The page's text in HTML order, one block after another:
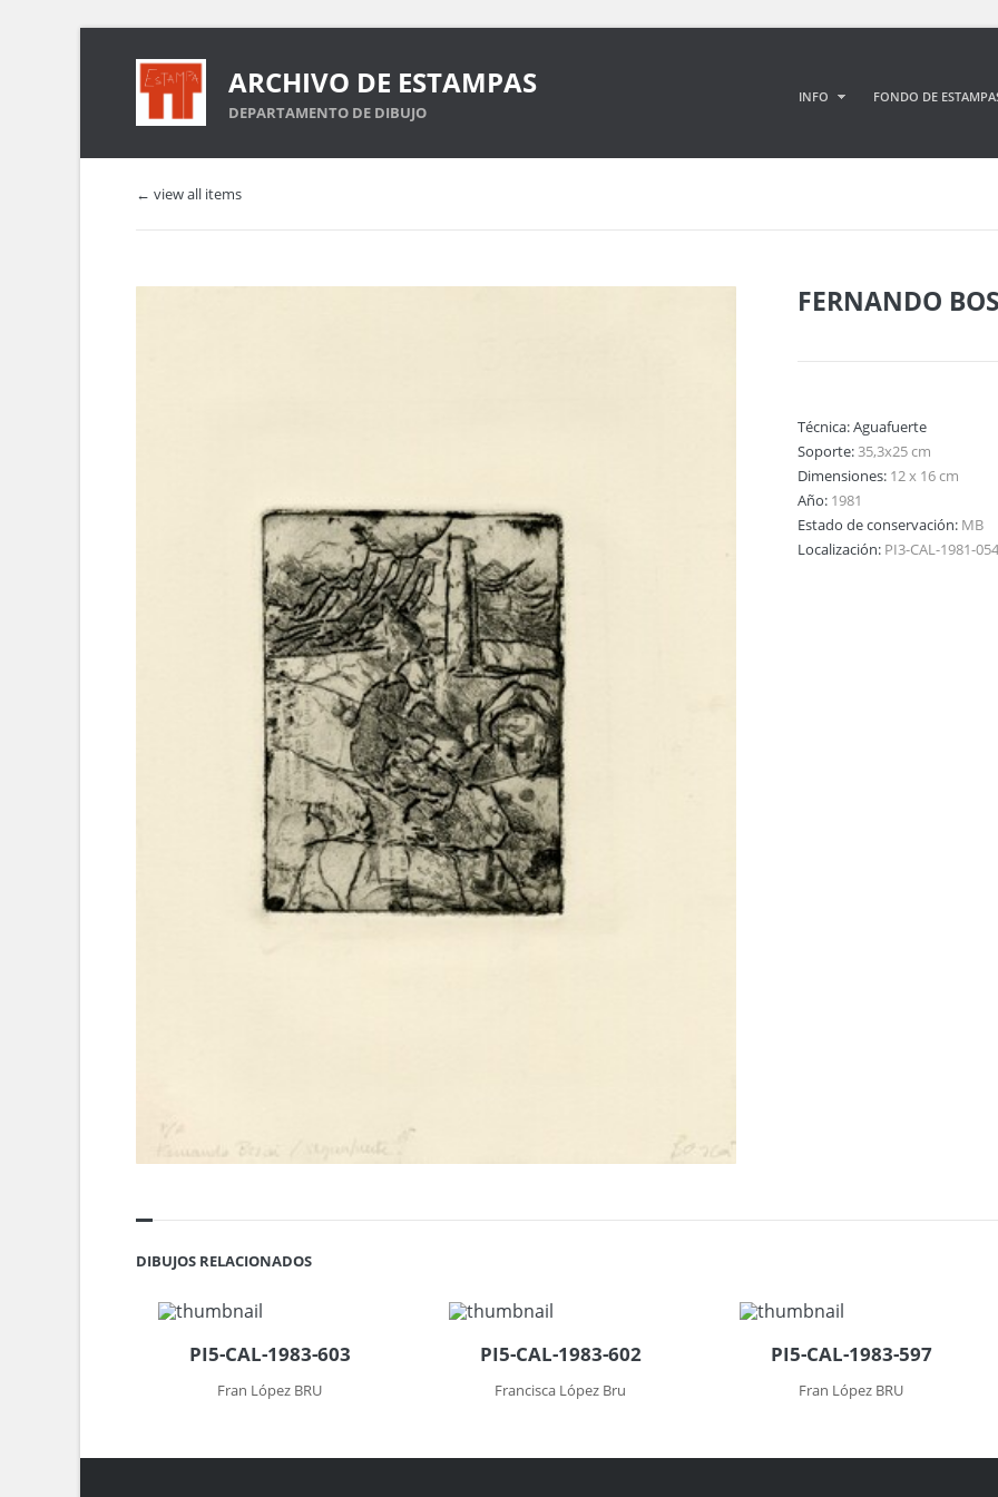
ARCHIVO DE ESTAMPAS
DEPARTAMENTO DE DIBUJO
INFO FONDO DE
← view all items
FERNANDO
Técnica:Aguafuerte
Soporte:35,3x25 cm
Dimensiones: 12 x 16 cm
Año: 1981
Estado de conservación: MB
Localización: PI3-CAL-1981-054
DIBUJOS RELACIONADOS
PI5-CAL-1983-603
Fran López BRU
PI5-CAL-1983-602
Francisca López Bru
PI5-CAL-1983-597
Fran López BRU